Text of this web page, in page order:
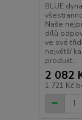
BLUE
Naše
dílů
ve své
největší
produkt...
2 082
1 721 Kč